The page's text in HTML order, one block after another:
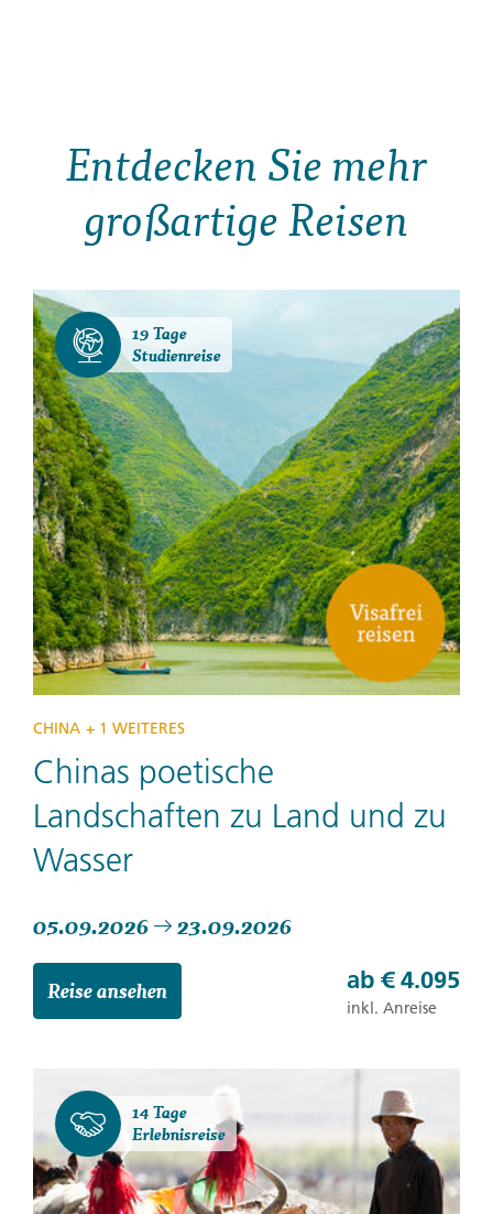
Entdecken Sie mehr
großartige Reisen
19 Tage
Studienreise
CHINA + 1 WEITERES
Chinas poetische
Landschaften zu Land und zu
Wasser
05.09.2026 23.09.2026
Reise ansehen ab € 4.095
inkl. Anreise
14 Tage
Erlebnisreise